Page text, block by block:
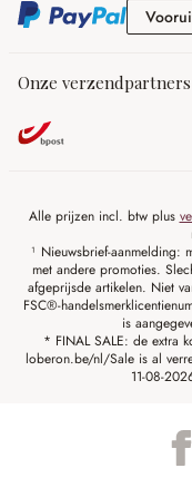
Onze verzendpartners
Alle prijzen incl. btw plus
¹ Nieuwsbrief-aanmelding:
met andere promoties.
afgeprijsde artikelen. Niet
FSC®-
is
* FINAL SALE: de extra
loberon.be/nl/Sale is al
11-08-